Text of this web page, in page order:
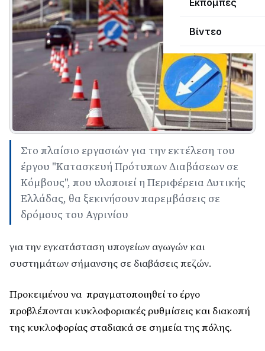
Εκπομπές
Βίντεο
Στο πλαίσιο εργασιών για την εκτέλεση του
έργου "Κατασκευή Πρότυπων Διαβάσεων σε
Κόμβους", που υλοποιεί η Περιφέρεια Δυτικής
Ελλάδας, θα ξεκινήσουν παρεμβάσεις σε
δρόμους του Αγρινίου
για την εγκατάσταση υπογείων αγωγών και
συστημάτων σήμανσης σε διαβάσεις πεζών.
Προκειμένου να πραγματοποιηθεί το έργο
προβλέπονται κυκλοφοριακές ρυθμίσεις και διακοπή
της κυκλοφορίας σταδιακά σε σημεία της πόλης.